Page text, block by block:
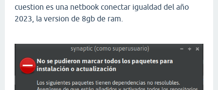
cuestion es una netbook conectar igualdad del año
2023, la version de 8gb de ram.